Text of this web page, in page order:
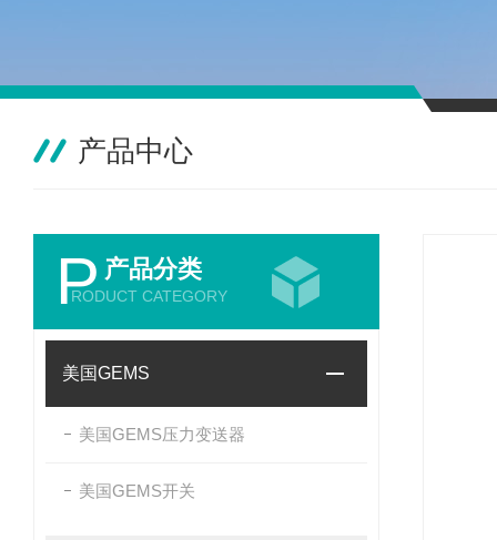
产品中心
P 产品分类
RODUCT CATEGORY
美国GEMS
美国GEMS压力变送器
美国GEMS开关